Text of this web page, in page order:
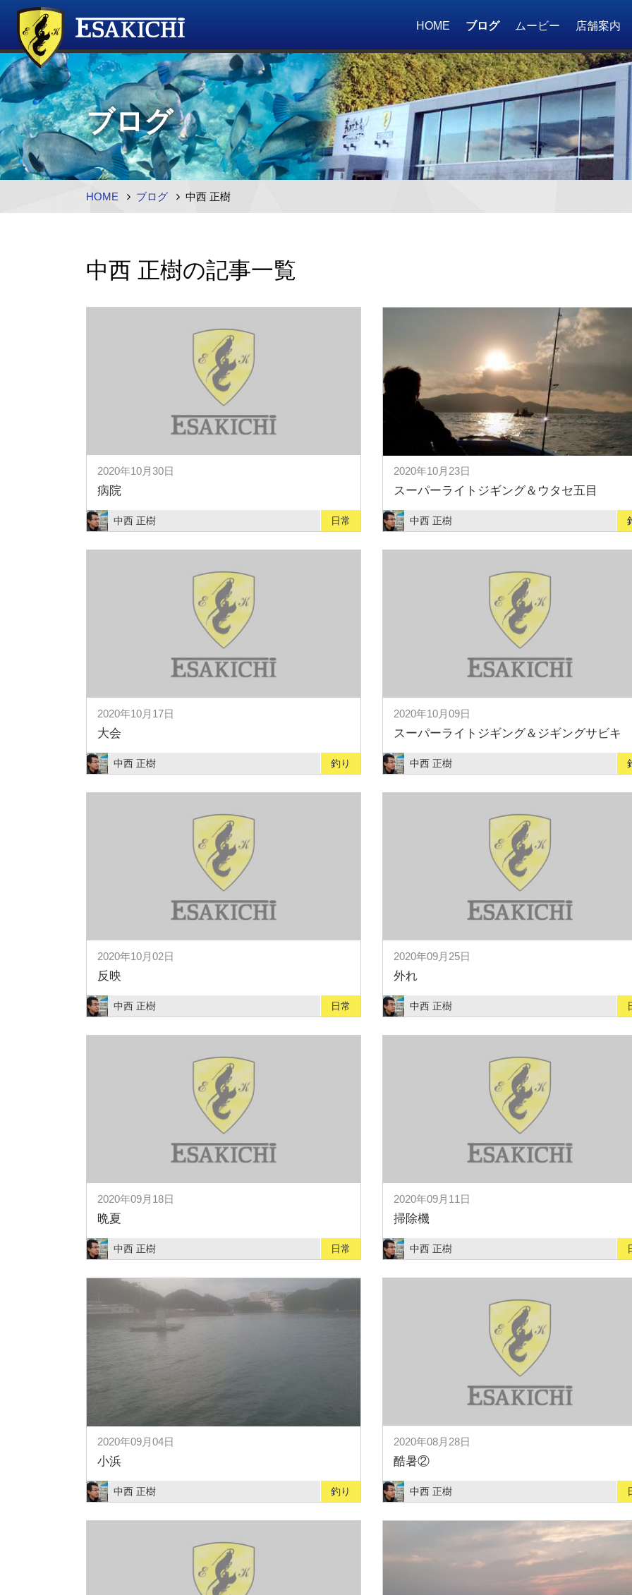
HOME ブログ ムービー 店舗案内
ブログ
HOME ブログ 中西 正樹
中西 正樹の記事一覧
2020年10月30日
病院
中西 正樹 日常
2020年10月23日
スーパーライトジギング＆ウタセ五目
中西 正樹
2020年10月17日
大会
中西 正樹 釣り
2020年10月09日
スーパーライトジギング＆ジギングサビキ
中西 正樹
2020年10月02日
反映
中西 正樹 日常
2020年09月25日
外れ
中西 正樹
2020年09月18日
晩夏
中西 正樹 日常
2020年09月11日
掃除機
中西 正樹
2020年09月04日
小浜
中西 正樹 釣り
2020年08月28日
酷暑②
中西 正樹